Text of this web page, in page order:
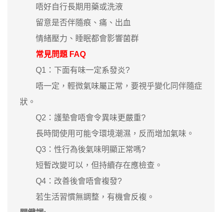
唔好自行長期用藥或洗液
留意是否伴隨痕、痛、出血
情緒壓力、睡眠都會影響菌群
常見問題 FAQ
Q1：下面有味一定系發炎?
唔一定，輕微氣味屬正常，要視乎變化同伴隨症
狀。
Q2：護墊會唔會令異味更嚴重?
長時間使用可能令環境潮濕，反而增加氣味。
Q3：性行為後氣味明顯正常嗎?
短暫改變可以，但持續存在應檢查。
Q4：改善後會唔會複發?
若生活習慣無調整，有機會反複。